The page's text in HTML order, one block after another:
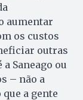
aumentar
os custos
outras
Saneago ou
– não a
a gente